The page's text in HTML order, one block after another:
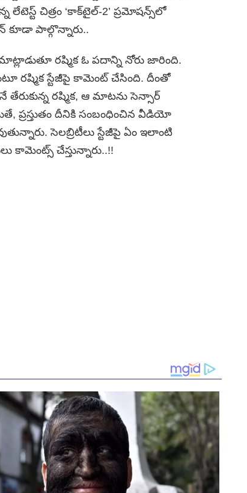
లేటెస్ట్ చిత్రం ‘కాక్‌టైల్-2’ ప్రమోషన్స్‌లో
కూడా పాల్గొన్నారు..
రష్మిక ఓ పదాన్ని నోరు జారింది.
రష్మిక స్టేజీపై కామెంట్ చేసింది. దీంతో
రష్మిక, ఆ మాటను సెన్సార్
దీనికి సంబంధించిన వీడియో
సెలబ్రిటీలు స్టేజీపై ఏం ఇలాంటి
చేస్తున్నారు..!!